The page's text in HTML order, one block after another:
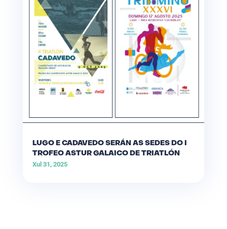
LUGO E CADAVEDO SERÁN AS SEDES DO I
TROFEO ASTUR GALAICO DE TRIATLÓN
Xul 31, 2025